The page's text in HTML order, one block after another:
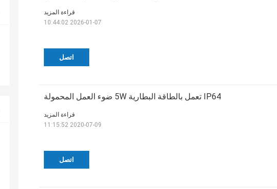
اتصل
قراءة المزيد
2026-01-07 10:44:02
IP64 تعمل بالطاقة البطارية 5W ضوء العمل المحمولة
اتصل
قراءة المزيد
2020-07-09 11:15:52